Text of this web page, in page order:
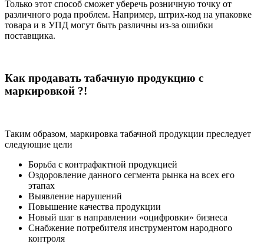
Только этот способ сможет уберечь розничную точку от
различного рода проблем. Например, штрих-код на упаковке
товара и в УПД могут быть различны из-за ошибки
поставщика.
Как продавать табачную продукцию с
маркировкой ?!
Таким образом, маркировка табачной продукции преследует
следующие цели
Борьба с контрафактной продукцией
Оздоровление данного сегмента рынка на всех его
этапах
Выявление нарушений
Повышение качества продукции
Новый шаг в направлении «оцифровки» бизнеса
Снабжение потребителя инструментом народного
контроля